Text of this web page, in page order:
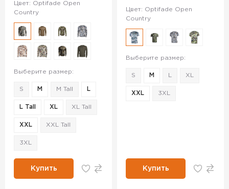
Цвет: Optifade Open
Country
Выберите размер:
S M M Tall L
L Tall XL XL Tall
XXL XXL Tall
3XL
Купить
Цвет: Optifade Open
Country
Выберите размер:
S M XL
XXL 3XL
Купить